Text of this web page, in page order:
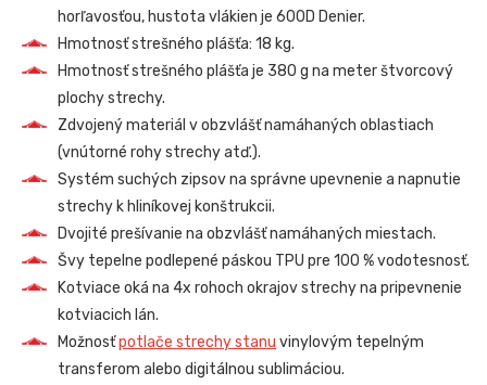
horľavosťou, hustota vlákien je 600D Denier.
Hmotnosť strešného plášťa: 18 kg.
Hmotnosť strešného plášťa je 380 g na meter štvorcový
plochy strechy.
Zdvojený materiál v obzvlášť namáhaných oblastiach
(vnútorné rohy strechy atď.).
Systém suchých zipsov na správne upevnenie a napnutie
strechy k hliníkovej konštrukcii.
Dvojité prešívanie na obzvlášť namáhaných miestach.
Švy tepelne podlepené páskou TPU pre 100 % vodotesnosť.
Kotviace oká na 4x rohoch okrajov strechy na pripevnenie
kotviacich lán.
Možnosťpotlače strechy stanu vinylovým tepelným
transferom alebo digitálnou sublimáciou.